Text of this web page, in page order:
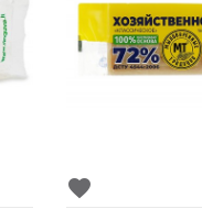
favorite